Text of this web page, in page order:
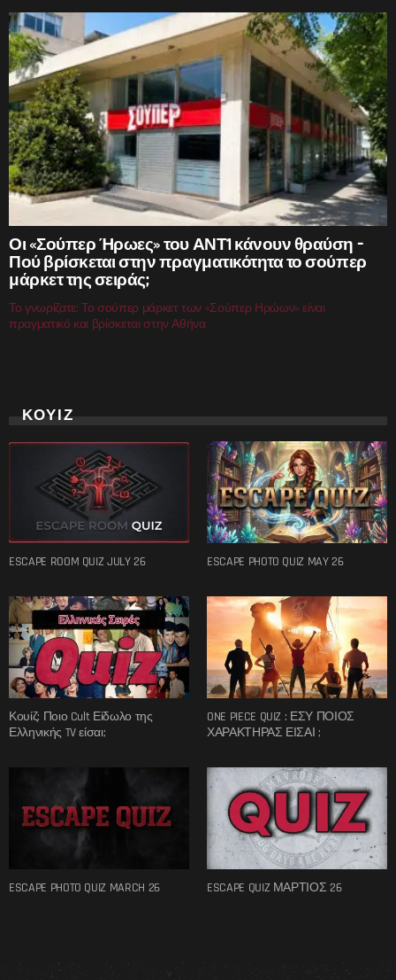
Οι «Σούπερ Ήρωες» του ΑΝΤ1 κάνουν θραύση –
Πού βρίσκεται στην πραγματικότητα το σούπερ
μάρκετ της σειράς;
Το γνωρίζατε; Το σούπερ μάρκετ των «Σούπερ Ηρώων» είναι
πραγματικό και βρίσκεται στην Αθήνα
ΚΟΥΙΖ
ESCAPE ROOM QUIZ JULY 26 ESCAPE PHOTO QUIZ MAY 26
Κουίζ: Ποιο Cult Είδωλο της
Ελληνικής TV είσαι;
ONE PIECE QUIZ : ΕΣΥ ΠΟΙΟΣ
ΧΑΡΑΚΤΗΡΑΣ ΕΙΣΑΙ ;
ESCAPE PHOTO QUIZ MARCH 26 ESCAPE QUIZ ΜΑΡΤΙΟΣ 26